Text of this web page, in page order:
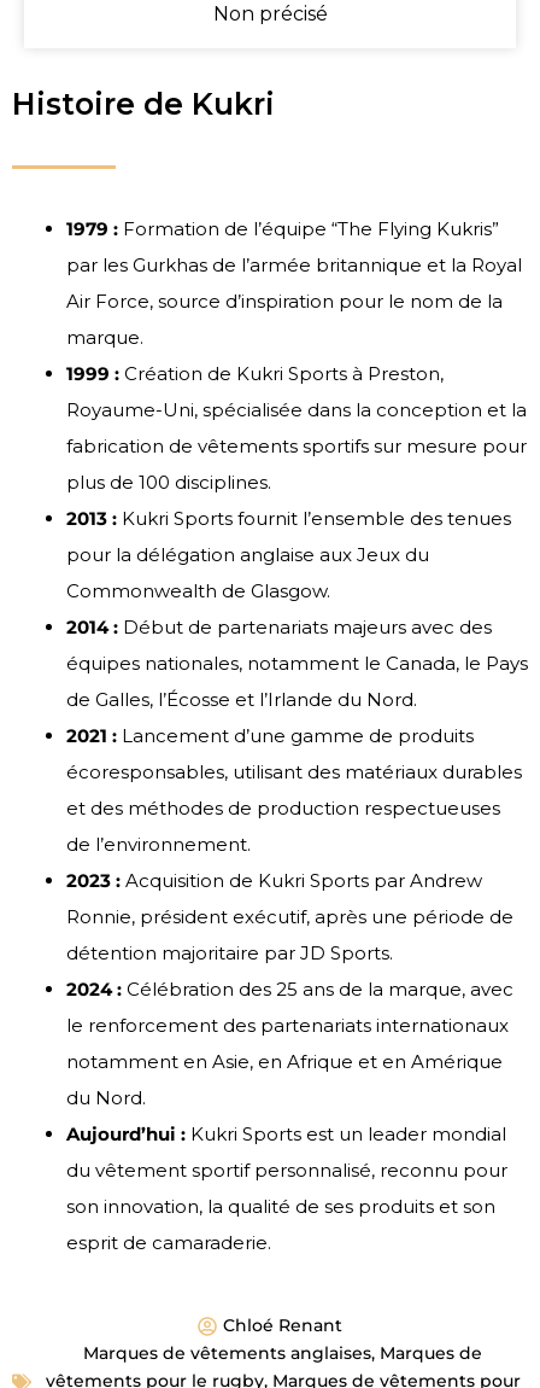
Non précisé
Histoire de Kukri
1979 : Formation de l’équipe “The Flying Kukris”
par les Gurkhas de l’armée britannique et la Royal
Air Force, source d’inspiration pour le nom de la
marque.
1999 : Création de Kukri Sports à Preston,
Royaume-Uni, spécialisée dans la conception et la
fabrication de vêtements sportifs sur mesure pour
plus de 100 disciplines.
2013 : Kukri Sports fournit l’ensemble des tenues
pour la délégation anglaise aux Jeux du
Commonwealth de Glasgow.
2014 : Début de partenariats majeurs avec des
équipes nationales, notamment le Canada, le Pays
de Galles, l’Écosse et l’Irlande du Nord.
2021 : Lancement d’une gamme de produits
écoresponsables, utilisant des matériaux durables
et des méthodes de production respectueuses
de l’environnement.
2023 : Acquisition de Kukri Sports par Andrew
Ronnie, président exécutif, après une période de
détention majoritaire par JD Sports.
2024 : Célébration des 25 ans de la marque, avec
le renforcement des partenariats internationaux
notamment en Asie, en Afrique et en Amérique
du Nord.
Aujourd’hui : Kukri Sports est un leader mondial
du vêtement sportif personnalisé, reconnu pour
son innovation, la qualité de ses produits et son
esprit de camaraderie.
Chloé Renant
Marques de vêtements anglaises, Marques de
vêtements pour le rugby, Marques de vêtements pour